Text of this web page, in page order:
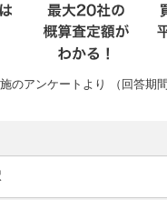
のアンケートより （回答期